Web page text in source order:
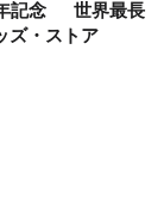
記念 世界最長
ズ・ストア